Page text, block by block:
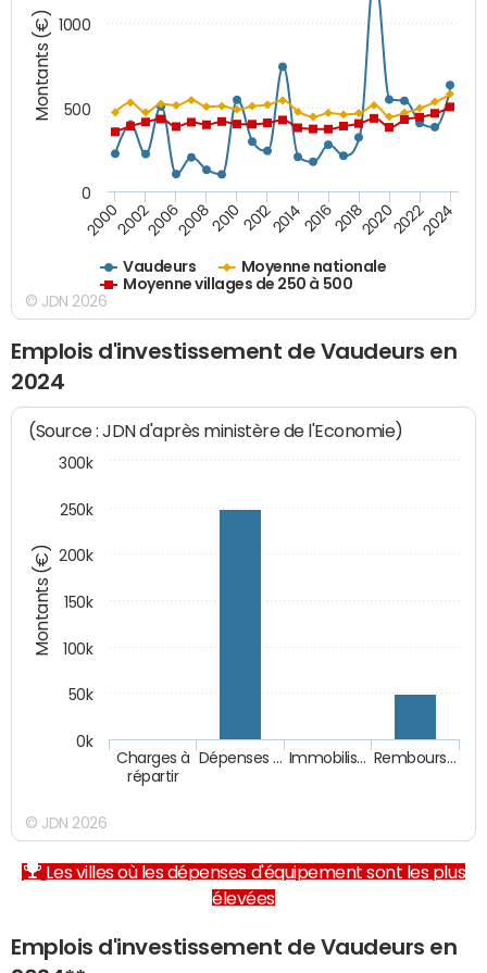
Montants (€)
Vaudeurs
Moyenne nationale
Moyenne villages de 250 à 500
200020022006200820102012201420162018202020222024
0
500
1000
© JDN 2026
Emplois d'investissement de Vaudeurs en
2024
Montants (€)
(Source : JDN d'après ministère de l'Economie)
Charges à
répartir
Dépenses … Immobilis… Rembours…
0k
50k
100k
150k
200k
250k
300k
© JDN 2026
Les villes où les dépenses d'équipement sont les plus
élevées
Emplois d'investissement de Vaudeurs en